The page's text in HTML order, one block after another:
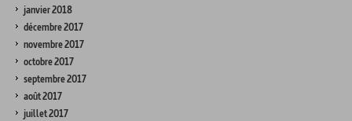
janvier 2018
décembre 2017
novembre 2017
octobre 2017
septembre 2017
août 2017
juillet 2017